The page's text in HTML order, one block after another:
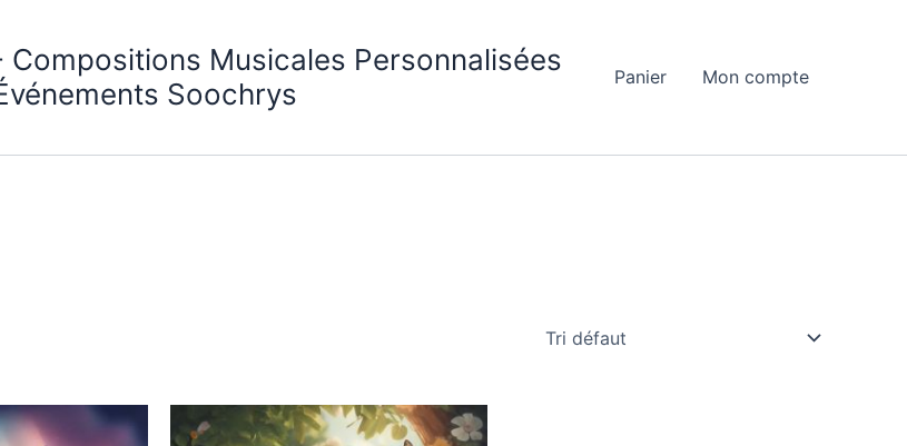
Compositions Musicales Personnalisées
Soochrys
Panier Mon compte